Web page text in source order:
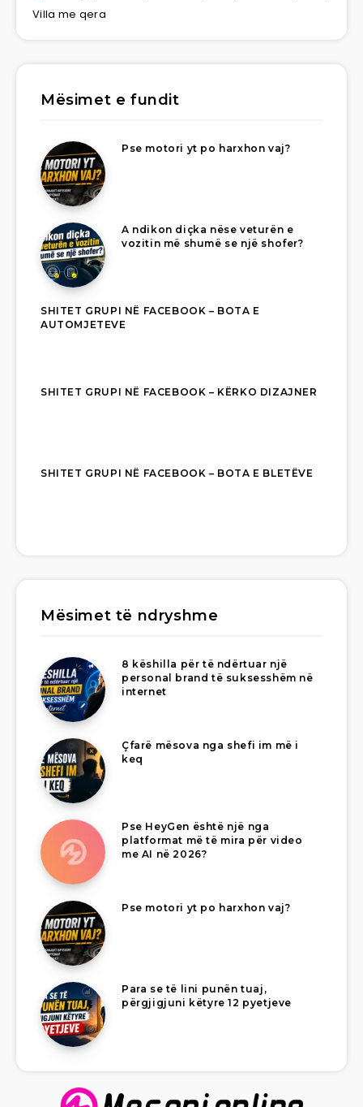
Villa me qera
Mësimet e fundit
Pse motori yt po harxhon vaj?
A ndikon diçka nëse veturën e
vozitin më shumë se një shofer?
SHITET GRUPI NË FACEBOOK – BOTA E
AUTOMJETEVE
SHITET GRUPI NË FACEBOOK – KËRKO DIZAJNER
SHITET GRUPI NË FACEBOOK – BOTA E BLETËVE
Mësimet të ndryshme
8 këshilla për të ndërtuar një
personal brand të suksesshëm në
internet
Çfarë mësova nga shefi im më i
keq
Pse HeyGen është një nga
platformat më të mira për video
me AI në 2026?
Pse motori yt po harxhon vaj?
Para se të lini punën tuaj,
përgjigjuni këtyre 12 pyetjeve